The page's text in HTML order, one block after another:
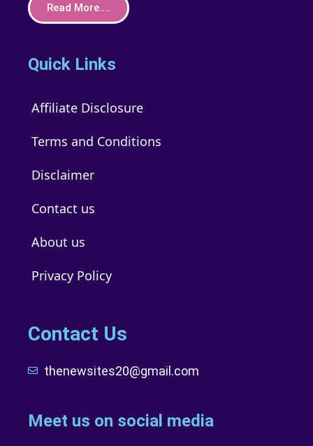
Read More....
Quick Links
Affiliate Disclosure
Terms and Conditions
Disclaimer
Contact us
About us
Privacy Policy
Contact Us
thenewsites20@gmail.com
Meet us on social media